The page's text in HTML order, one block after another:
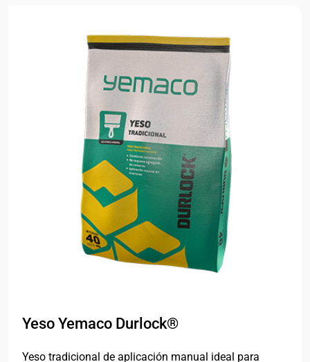
Yeso Yemaco Durlock®
Yeso tradicional de aplicación manual ideal para